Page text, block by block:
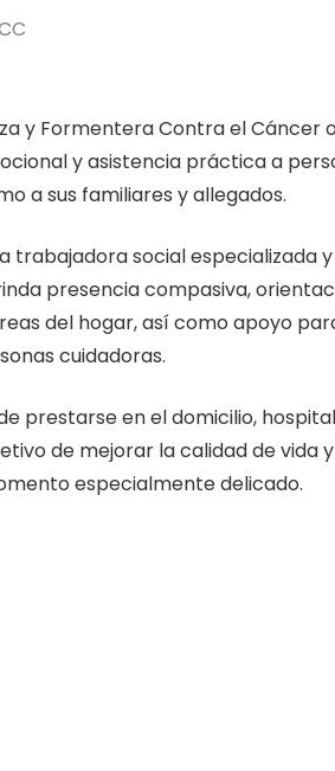
y Formentera Contra el Cáncer
y asistencia práctica a
a sus familiares y allegados.
trabajadora social especializada y
presencia compasiva,
del hogar, así como apoyo
cuidadoras.
prestarse en el domicilio,
de mejorar la calidad de vida
especialmente delicado.